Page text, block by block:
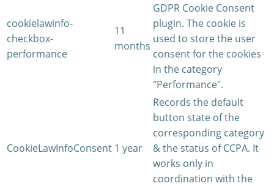
cookielawinfo-
checkbox-
performance
11
months
GDPR Cookie Consent
plugin. The cookie is
used to store the user
consent for the cookies
in the category
"Performance".
CookieLawInfoConsent 1 year
Records the default
button state of the
corresponding category
& the status of CCPA. It
works only in
coordination with the